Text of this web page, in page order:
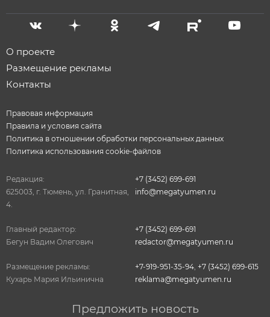
О проекте
Размещение рекламы
Контакты
Правовая информация
Правила и условия сайта
Политика в отношении обработки персональных данных
Политика использования cookie-файлов
Редакция:
625003, г. Тюмень, ул. Гранитная,
4.
+7 (3452) 699-691
info@megatyumen.ru
Главный редактор:
Бегун Вадим Олегович
+7 (3452) 699-691
redactor@megatyumen.ru
Размещение рекламы:
Кухарь Мария Ильинична
+7-919-951-35-94 +7 (3452) 699-615
reklama@megatyumen.ru
Предложить новость